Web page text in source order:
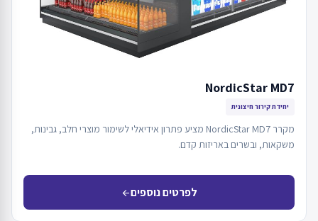
NordicStar MD7
יחידת קירור חיצונית
מקרר NordicStar MD7 מציע פתרון אידיאלי לשימור מוצרי חלב, גבינות,
משקאות, ובשרים באריזות קדם.
לפרטים נוספיםarrow_back